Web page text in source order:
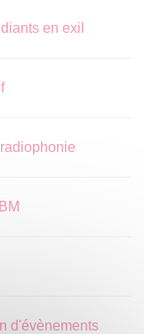
en exil
d'évènements